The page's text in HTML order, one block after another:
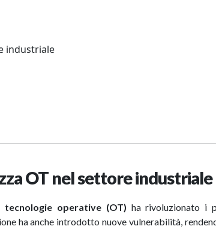
industriale
OT nel settore industriale
tecnologie operative (OT) ha rivoluzionato i
ha anche introdotto nuove vulnerabilità,